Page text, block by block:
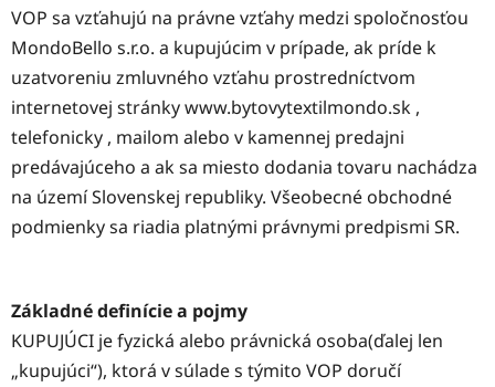
VOP sa vzťahujú na právne vzťahy medzi spoločnosťou
MondoBello s.r.o. a kupujúcim v prípade, ak príde k
uzatvoreniu zmluvného vzťahu prostredníctvom
internetovej stránky www.bytovytextilmondo.sk ,
telefonicky , mailom alebo v kamennej predajni
predávajúceho a ak sa miesto dodania tovaru nachádza
na území Slovenskej republiky. Všeobecné obchodné
podmienky sa riadia platnými právnymi predpismi SR.
Základné definície a pojmy
KUPUJÚCI je fyzická alebo právnická osoba(ďalej len
„kupujúci“), ktorá v súlade s týmito VOP doručí